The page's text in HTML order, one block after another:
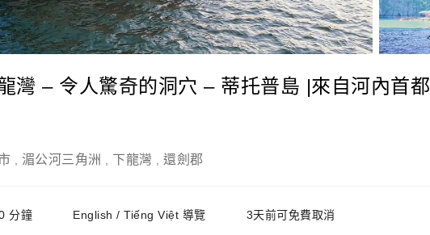
灣 – 令人驚奇的洞穴 – 蒂托普島 |來自河內首都
湄公河三角洲 下龍灣 還劍郡
分鐘 English / Tiếng Việt 導覽 3天前可免費取消